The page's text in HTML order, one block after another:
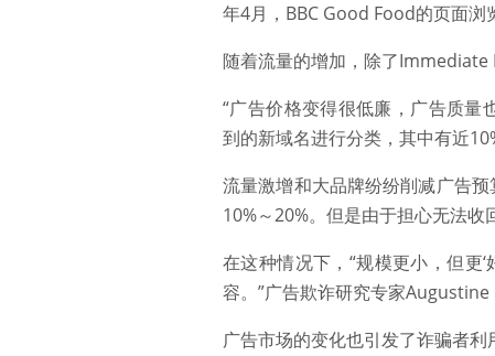
年4月，BBC Good Food的页面浏
随着流量的增加，除了Immediate
“广告价格变得很低廉，广告质量
到的新域名进行分类，其中有近
流量激增和大品牌纷纷削减广告
10%～20%。但是由于担心无法收
在这种情况下，“规模更小，但更
容。”广告欺诈研究专家Augustine
广告市场的变化也引发了诈骗者